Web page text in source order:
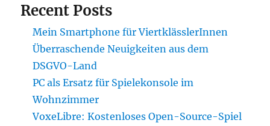
Recent Posts
Mein Smartphone für ViertklässlerInnen
Überraschende Neuigkeiten aus dem
DSGVO-Land
PC als Ersatz für Spielekonsole im
Wohnzimmer
VoxeLibre: Kostenloses Open-Source-Spiel